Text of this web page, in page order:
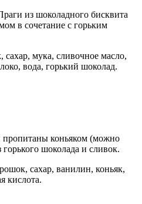
из шоколадного бисквита
в сочетание с горьким
мука, сливочное масло,
вода, горький шоколад.
коньяком (можно
шоколада и сливок.
сахар, ванилин, коньяк,
кислота.